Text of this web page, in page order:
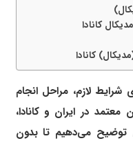
کانادا
کانادا
شرایط لازم، مراحل انجام
در ایران و کانادا،
توضیح می‌دهیم تا بدون